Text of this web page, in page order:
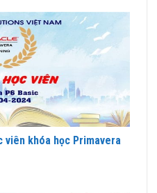
viên khóa học Primavera